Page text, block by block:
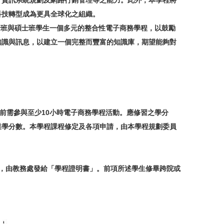
路科技轉型成為更具全球化之組織。
碩士班學生一個多元的整合性電子商務學程，以鼓勵
與訊息，以建立一個完整而豐富的知識庫，期望能夠對
參與至少10小時電子商務學程活動。應修習之學分
分數。本學程課程修定及各項申請，由本學程規劃委員
教務處發給「學程證明書」。前項所述學生修畢跨院或